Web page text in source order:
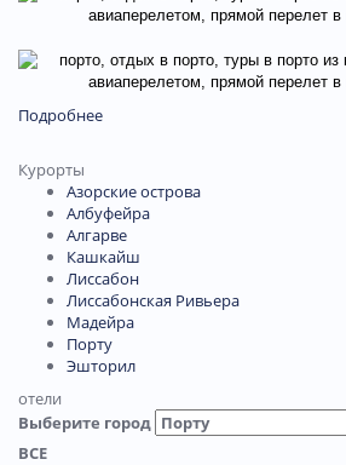
Подробнее
Курорты
Азорские острова
Албуфейра
Алгарве
Кашкайш
Лиссабон
Лиссабонская Ривьера
Мадейра
Порту
Эшторил
отели
Выберите город
ВСЕ